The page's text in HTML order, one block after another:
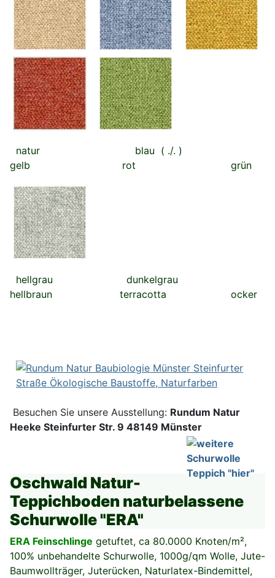
natur blau ( ./. )
gelb rot grün
hellgrau dunkelgrau
hellbraun terracotta ocker
Besuchen Sie unsere Ausstellung: Rundum Natur
Heeke Steinfurter Str. 9 48149 Münster
Oschwald Natur-
Teppichboden naturbelassene
Schurwolle "ERA"
ERA Feinschlinge getuftet, ca 80.0000 Knoten/m²,
100% unbehandelte Schurwolle, 1000g/qm Wolle, Jute-
Baumwollträger, Juterücken, Naturlatex-Bindemittel,